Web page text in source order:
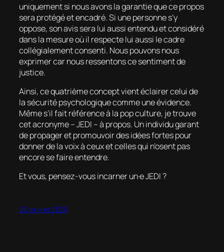
uniquement si nous avons la garantie que ce propos
sera protégé et encadré. Si une personne s’y
oppose, son avis sera lui aussi entendu et considéré
dans la mesure où il respecte lui aussi le cadre
collégialement consenti. Nous pouvons nous
exprimer car nous ressentons ce sentiment de
justice.
Ainsi, ce quatrième concept vient éclairer celui de
la sécurité psychologique comme une évidence.
Même s’il fait référence à la pop culture, je trouve
cet acronyme – JEDI – à propos. Un individu garant
de propager et promouvoir des idées fortes pour
donner de la voix à ceux et celles qui n’osent pas
encore se faire entendre.
Et vous, pensez-vous incarner un·e JEDI ?
26 janvier 2025